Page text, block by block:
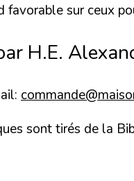
sur ceux
H.E.
sont tirés de la